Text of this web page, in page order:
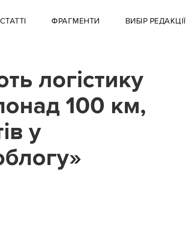
СТАТТІ ФРАГМЕНТИ ВИБІР РЕДАКЦІЇ
логістику
100 км,
у